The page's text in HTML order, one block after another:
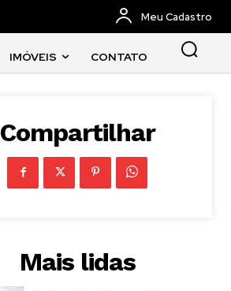
Meu Cadastro
IMÓVEIS CONTATO
Compartilhar
Mais lidas